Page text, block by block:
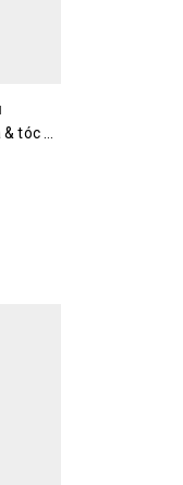
Tinh dầu hoa hồng dưỡng ẩm da & tóc Rosenoa Rose Oil 60ml Nhật